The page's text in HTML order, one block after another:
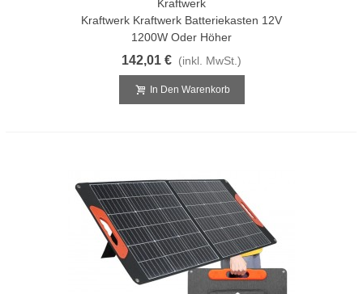
Kraftwerk
Kraftwerk Kraftwerk Batteriekasten 12V
1200W Oder Höher
142,01 € (inkl. MwSt.)
In Den Warenkorb